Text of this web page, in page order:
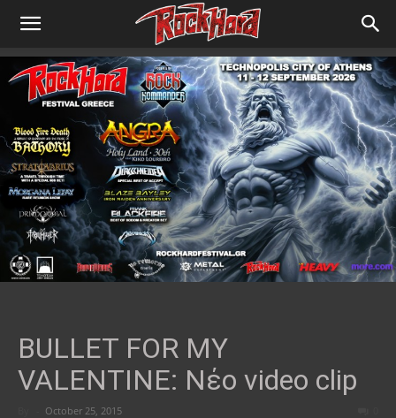
BULLET FOR MY
VALENTINE: Νέο video clip
October 25, 2015